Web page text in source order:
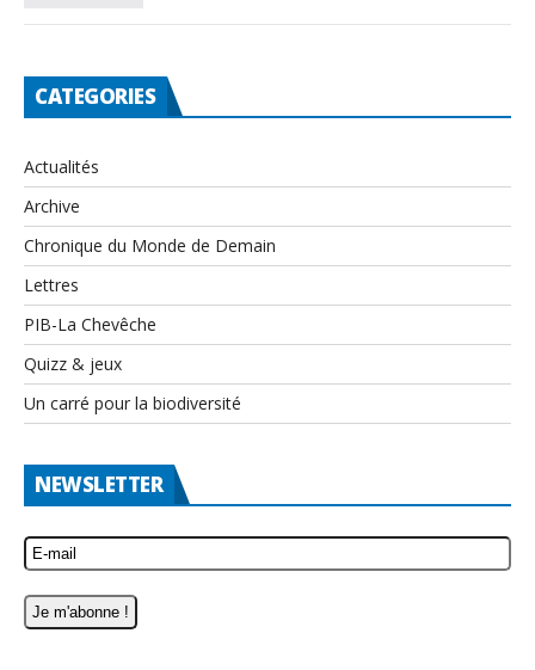
CATEGORIES
Actualités
Archive
Chronique du Monde de Demain
Lettres
PIB-La Chevêche
Quizz & jeux
Un carré pour la biodiversité
NEWSLETTER